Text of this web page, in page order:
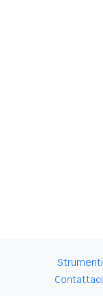
Strumenti
Contattaci